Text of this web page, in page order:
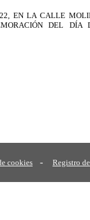
EN LA CALLE
DEL
cookies - Registro